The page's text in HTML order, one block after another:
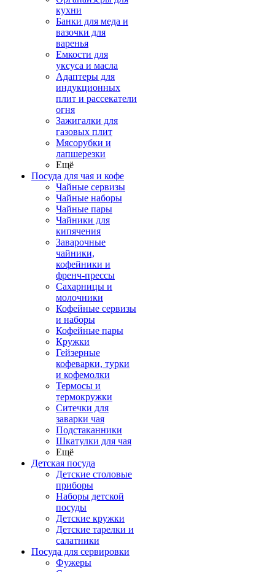
кухни
Банки для меда и
вазочки для
варенья
Емкости для
уксуса и масла
Адаптеры для
индукционных
плит и рассекатели
огня
Зажигалки для
газовых плит
Мясорубки и
лапшерезки
Ещё
Посуда для чая и кофе
Чайные сервизы
Чайные наборы
Чайные пары
Чайники для
кипячения
Заварочные
чайники,
кофейники и
френч-прессы
Сахарницы и
молочники
Кофейные сервизы
и наборы
Кофейные пары
Кружки
Гейзерные
кофеварки, турки
и кофемолки
Термосы и
термокружки
Ситечки для
заварки чая
Подстаканники
Шкатулки для чая
Ещё
Детская посуда
Детские столовые
приборы
Наборы детской
посуды
Детские кружки
Детские тарелки и
салатники
Посуда для сервировки
Фужеры